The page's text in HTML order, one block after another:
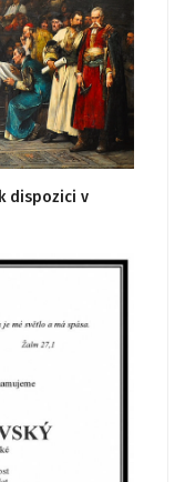
dispozici v